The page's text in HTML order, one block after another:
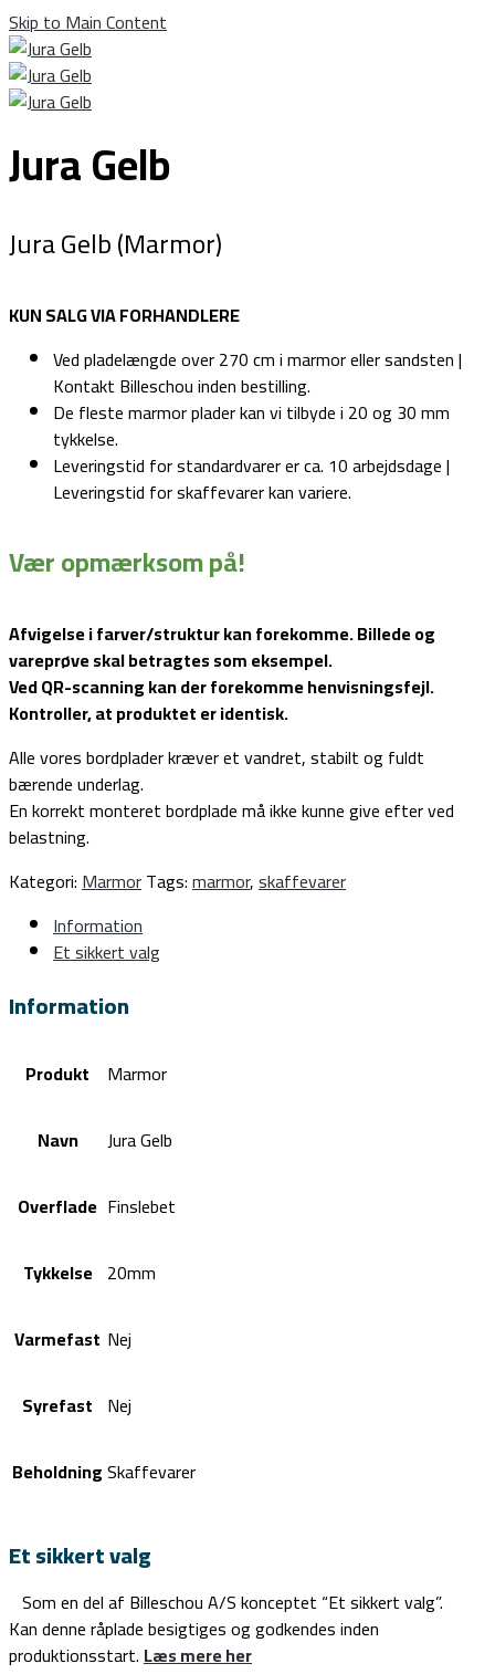
Skip to Main Content
Jura Gelb
Jura Gelb (Marmor)
KUN SALG VIA FORHANDLERE
Ved pladelængde over 270 cm i marmor eller sandsten |
Kontakt Billeschou inden bestilling.
De fleste marmor plader kan vi tilbyde i 20 og 30 mm
tykkelse.
Leveringstid for standardvarer er ca. 10 arbejdsdage |
Leveringstid for skaffevarer kan variere.
Vær opmærksom på!
Afvigelse i farver/struktur kan forekomme. Billede og
vareprøve skal betragtes som eksempel.
Ved QR-scanning kan der forekomme henvisningsfejl.
Kontroller, at produktet er identisk.
Alle vores bordplader kræver et vandret, stabilt og fuldt
bærende underlag.
En korrekt monteret bordplade må ikke kunne give efter ved
belastning.
Kategori:MarmorTags:marmor,skaffevarer
Information
Et sikkert valg
Information
Produkt Marmor
Navn
Jura Gelb
Overflade Finslebet
Tykkelse 20mm
Varmefast Nej
Syrefast Nej
BeholdningSkaffevarer
Et sikkert valg
Som en del af Billeschou A/S konceptet “Et sikkert valg”.
Kan denne råplade besigtiges og godkendes inden
produktionsstart.Læs mere her